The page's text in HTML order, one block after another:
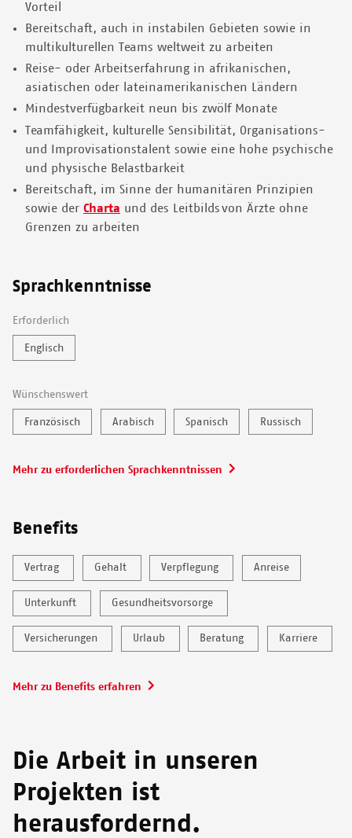
Vorteil
Bereitschaft, auch in instabilen Gebieten sowie in
multikulturellen Teams weltweit zu arbeiten
Reise- oder Arbeitserfahrung in afrikanischen,
asiatischen oder lateinamerikanischen Ländern
Mindestverfügbarkeit neun bis zwölf Monate
Teamfähigkeit, kulturelle Sensibilität, Organisations-
und Improvisationstalent sowie eine hohe psychische
und physische Belastbarkeit
Bereitschaft, im Sinne der humanitären Prinzipien
sowie der Charta und des Leitbilds von Ärzte ohne
Grenzen zu arbeiten
Sprachkenntnisse
Erforderlich
Englisch
Wünschenswert
Französisch Arabisch Spanisch Russisch
Mehr zu erforderlichen Sprachkenntnissen
Benefits
Vertrag Gehalt Verpflegung Anreise
Unterkunft Gesundheitsvorsorge
Versicherungen Urlaub Beratung Karriere
Mehr zu Benefits erfahren
Die Arbeit in unseren
Projekten ist
herausfordernd.